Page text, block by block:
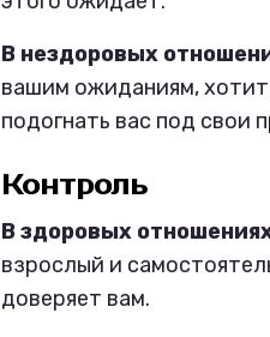
В нездоровых
вашим ожиданиям,
подогнать вас под свои
Контроль
В здоровых
взрослый и
доверяет вам.